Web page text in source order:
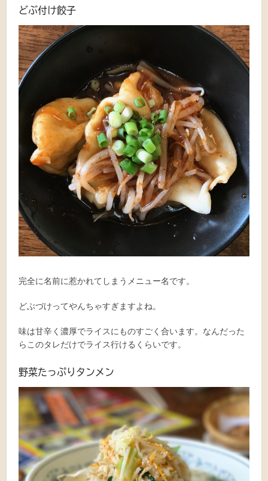
どぶ付け餃子
完全に名前に惹かれてしまうメニュー名です。
どぶづけってやんちゃすぎますよね。
味は甘辛く濃厚でライスにものすごく合います。なんだった
らこのタレだけでライス行けるくらいです。
野菜たっぷりタンメン